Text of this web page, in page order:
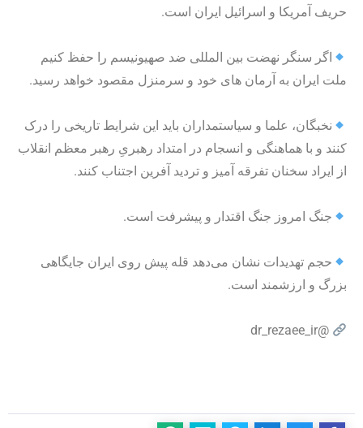
حریف آمریکا و اسرائیل ایران است.
اگر سنگر نهضت بین المللی ضد صهیونیسم را حفظ کنیم
ملت ایران به آرمان های خود و سرمنزل مقصود خواهد رسید.
نخبگان، علما و سیاستمداران باید این شرایط تاریخی را درک
کنند و با هماهنگی و انسجام در امتداد رهبریِ رهبر معظم انقلاب
از ایراد سخنان تفرقه آمیز و تردید آفرین اجتناب کنند.
جنگ امروز جنگ اقتدار و پیشرفت است.
حجم تهدیدات نشان می‌دهد قله پیش روی ایران جایگاهی
بزرگ و ارزشمند است.
@dr_rezaee_ir